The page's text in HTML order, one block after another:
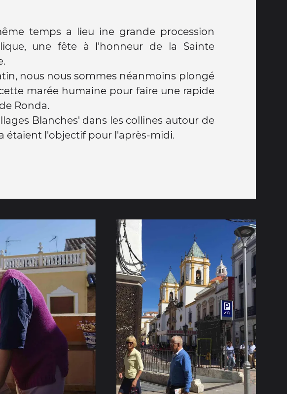
temps a lieu ine grande procession
une fête à l'honneur de la Sainte
nous nous sommes néanmoins plongé
marée humaine pour faire une rapide
Ronda.
Blanches' dans les collines autour de
étaient l'objectif pour l'après-midi.